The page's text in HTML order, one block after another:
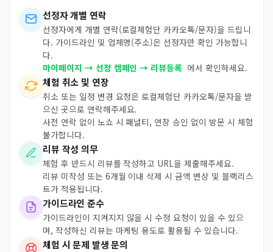
선정자 개별 연락
선정자에게 개별 연락(로컬체험단 카카오톡/문자)을 드립니
다. 가이드라인 및 업체명(주소)은 선정자만 확인 가능합니
다.
마이페이지 → 선정 캠페인 → 리뷰등록 에서 확인하세요.
체험 취소 및 연장
취소 또는 일정 변경 요청은 로컬체험단 카카오톡/문자을 받
으신 곳으로 연락해주세요.
사전 연락 없이 노쇼 시 패널티, 연장 승인 없이 방문 시 체험
불가합니다.
리뷰 작성 의무
체험 후 반드시 리뷰를 작성하고 URL을 제출해주세요.
리뷰 미작성 또는 6개월 이내 삭제 시 금액 변상 및 블랙리스
트가 적용됩니다.
가이드라인 준수
가이드라인이 지켜지지 않을 시 수정 요청이 있을 수 있으
며, 작성하신 리뷰는 마케팅 용도로 활용될 수 있습니다.
체험 시 문제 발생 문의